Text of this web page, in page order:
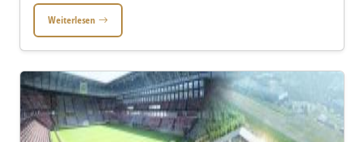
Weiterlesen